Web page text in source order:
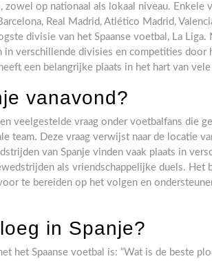
zowel op nationaal als lokaal niveau. Enkele
Real Madrid, Atlético Madrid,
divisie van het Spaanse voetbal, La
in verschillende divisies en competities door
een belangrijke plaats in het hart van vele
vanavond?
veelgestelde vraag onder voetbalfans die
team. Deze vraag verwijst naar de locatie
van Spanje vinden vaak plaats in
als vriendschappelijke duels. Het
te bereiden op het volgen en
in Spanje?
het Spaanse voetbal is: “Wat is de beste